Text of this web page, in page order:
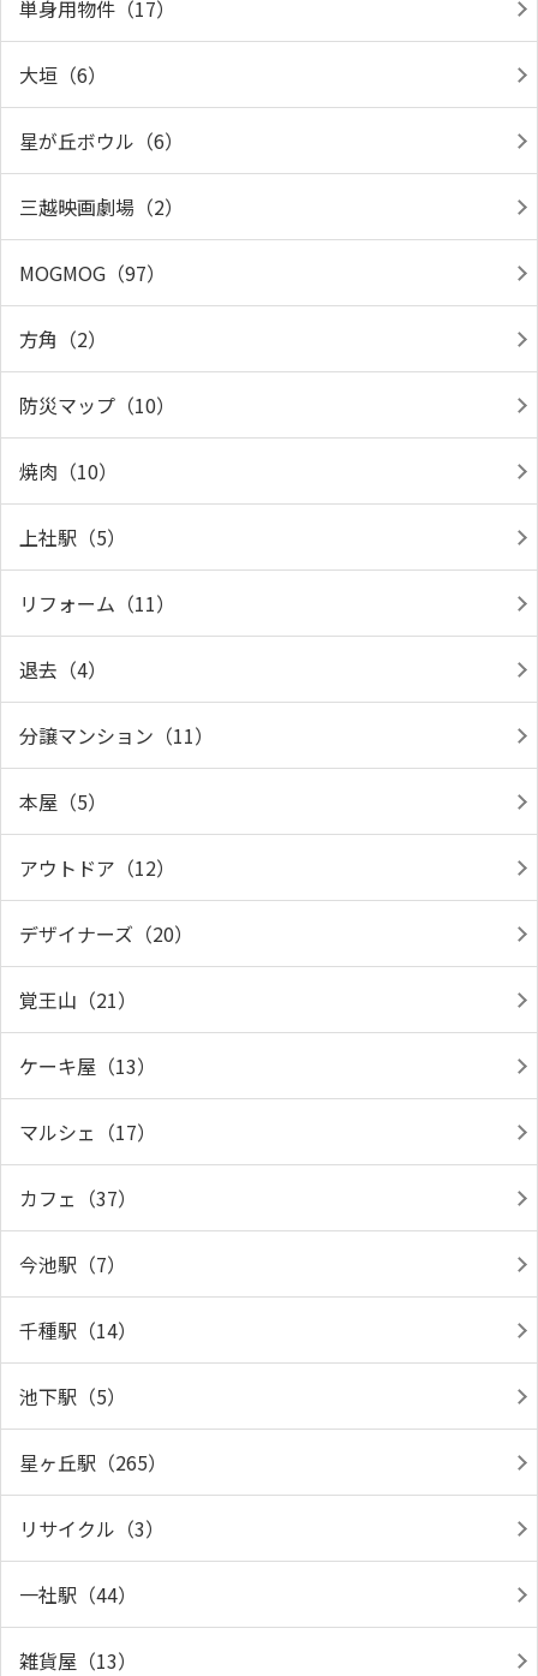
単身用物件（17）
大垣（6）
星が丘ボウル（6）
三越映画劇場（2）
MOGMOG（97）
方角（2）
防災マップ（10）
焼肉（10）
上社駅（5）
リフォーム（11）
退去（4）
分譲マンション（11）
本屋（5）
アウトドア（12）
デザイナーズ（20）
覚王山（21）
ケーキ屋（13）
マルシェ（17）
カフェ（37）
今池駅（7）
千種駅（14）
池下駅（5）
星ヶ丘駅（265）
リサイクル（3）
一社駅（44）
雑貨屋（13）